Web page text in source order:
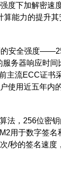
度下加解密速
能力的提升其
安全强度
务器响应时
主流ECC证书
使用近五年内
法，256位密
用于数字签名
/秒的签名速度